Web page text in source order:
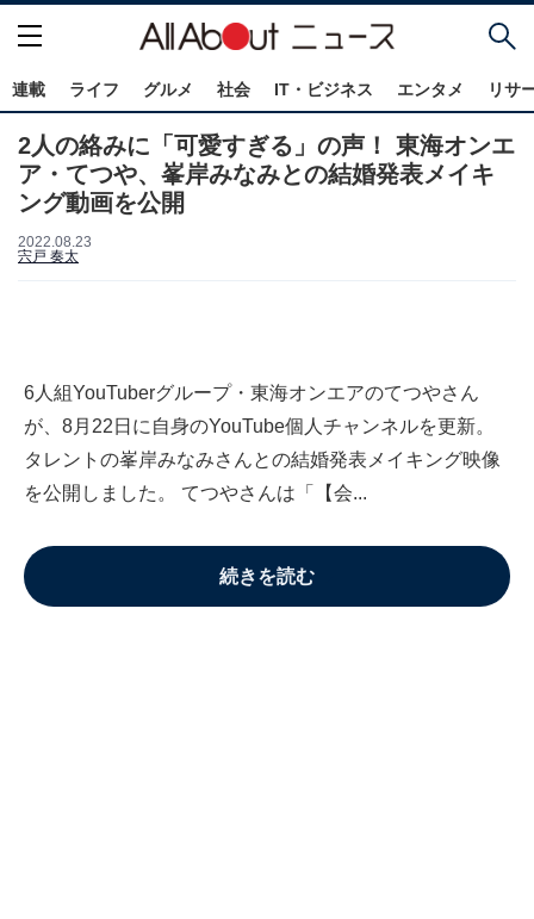
連載 ライフ グルメ 社会 IT・ビジネス エンタメ リサ
2人の絡みに「可愛すぎる」の声！ 東海オンエ
ア・てつや、峯岸みなみとの結婚発表メイキ
ング動画を公開
2022.08.23
宍戸 奏太
6人組YouTuberグループ・東海オンエアのてつやさん
が、8月22日に自身のYouTube個人チャンネルを更新。
タレントの峯岸みなみさんとの結婚発表メイキング映像
を公開しました。 てつやさんは「【会...
続きを読む